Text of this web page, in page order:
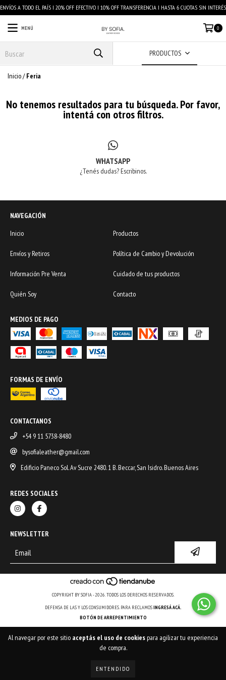
Al navegar por este sitio aceptás el uso de cookiespara agilizar tu experiencia
de compra.
ENTENDIDO
ENVÍOS A TODO EL PAÍS I 20% OFF EFECTIVO I 10% OFF TRANSFERENCIA I HASTA 6 CUOTAS SIN INTERÉS
MENÚ 0
PRODUCTOS
Inicio/ Feria
No tenemos resultados para tu búsqueda. Por favor,
intentá con otros filtros.
WHATSAPP
¿Tenés dudas? Escribinos.
NAVEGACIÓN
Inicio
Productos
Envíos y Retiros Política de Cambio y Devolución
Información Pre Venta Cuidado de tus productos
Quién Soy Contacto
MEDIOS DE PAGO
FORMAS DE ENVÍO
CONTACTANOS
+54 9 11 5738-8480
bysofialeather@gmail.com
Edificio Paneco Sol. Av Sucre 2480. 1 B. Beccar, San Isidro. Buenos Aires
REDES SOCIALES
NEWSLETTER
COPYRIGHT BY SOFIA - 2026. TODOS LOS DERECHOS RESERVADOS.
DEFENSA DE LAS Y LOS CONSUMIDORES. PARA RECLAMOSINGRESÁ ACÁ.
BOTÓN DE ARREPENTIMIENTO